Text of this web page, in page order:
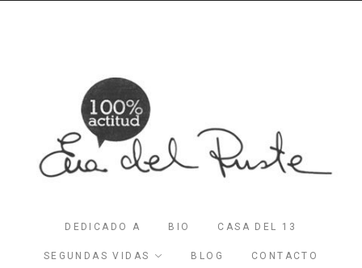
DEDICADO A BIO CASA DEL 13
SEGUNDAS VIDAS BLOG CONTACTO